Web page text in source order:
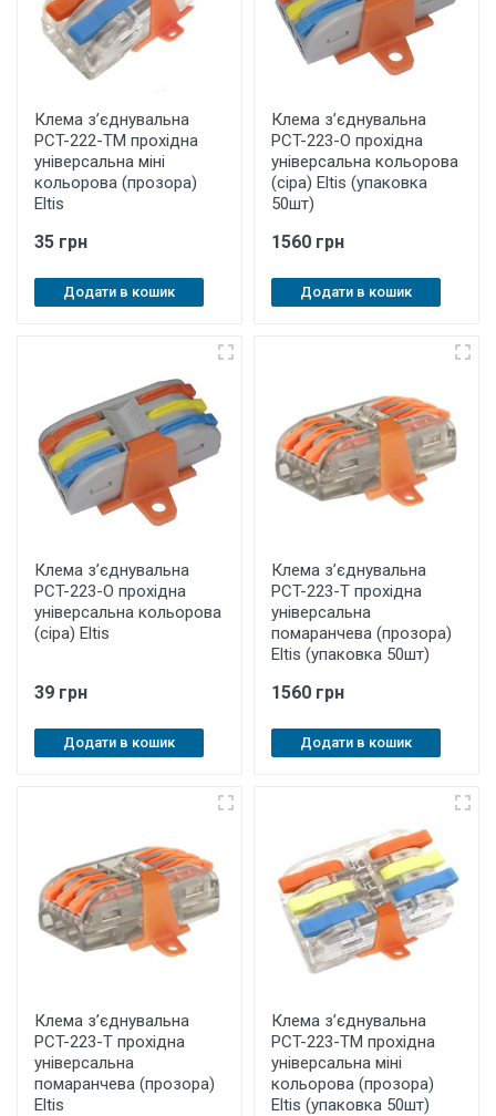
Клема з’єднувальна
PCT-222-TM прохідна
універсальна міні
кольорова (прозора)
Eltis
35 грн
Додати в кошик
Клема з’єднувальна
PCT-223-O прохідна
універсальна кольорова
(сіра) Eltis (упаковка
50шт)
1560 грн
Додати в кошик
Клема з’єднувальна
PCT-223-O прохідна
універсальна кольорова
(сіра) Eltis
39 грн
Додати в кошик
Клема з’єднувальна
PCT-223-T прохідна
універсальна
помаранчева (прозора)
Eltis (упаковка 50шт)
1560 грн
Додати в кошик
Клема з’єднувальна
PCT-223-T прохідна
універсальна
помаранчева (прозора)
Eltis
Клема з’єднувальна
PCT-223-TM прохідна
універсальна міні
кольорова (прозора)
Eltis (упаковка 50шт)